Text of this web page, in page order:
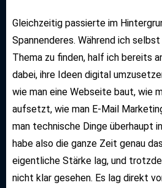
Gleichzeitig passierte im
Spannenderes. Während ich
Thema zu finden, half ich bereits
dabei, ihre Ideen digital
wie man eine Webseite baut, wie
aufsetzt, wie man E-Mail
man technische Dinge überhaupt
habe also die ganze Zeit genau
eigentliche Stärke lag, und
nicht klar gesehen. Es lag direkt